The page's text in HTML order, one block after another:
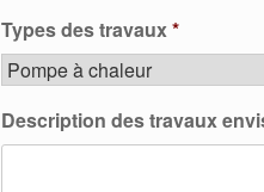
Types des travaux*
Description des travaux